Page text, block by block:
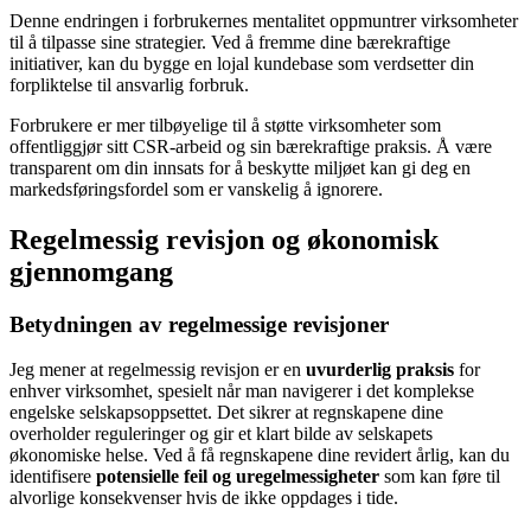
Denne endringen i forbrukernes mentalitet oppmuntrer virksomheter
til å tilpasse sine strategier. Ved å fremme dine bærekraftige
initiativer, kan du bygge en lojal kundebase som verdsetter din
forpliktelse til ansvarlig forbruk.
Forbrukere er mer tilbøyelige til å støtte virksomheter som
offentliggjør sitt CSR-arbeid og sin bærekraftige praksis. Å være
transparent om din innsats for å beskytte miljøet kan gi deg en
markedsføringsfordel som er vanskelig å ignorere.
Regelmessig revisjon og økonomisk
gjennomgang
Betydningen av regelmessige revisjoner
Jeg mener at regelmessig revisjon er en uvurderlig praksis for
enhver virksomhet, spesielt når man navigerer i det komplekse
engelske selskapsoppsettet. Det sikrer at regnskapene dine
overholder reguleringer og gir et klart bilde av selskapets
økonomiske helse. Ved å få regnskapene dine revidert årlig, kan du
identifisere potensielle feil og uregelmessigheter som kan føre til
alvorlige konsekvenser hvis de ikke oppdages i tide.